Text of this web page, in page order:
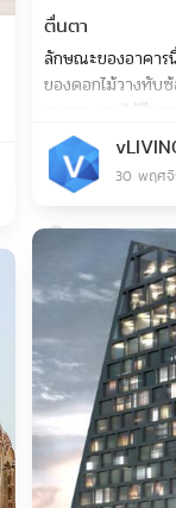
ตื่นตา
ลักษณะของอาคา
ของดอกไม้วางทับ
อาคาร และใช้สีเ
รวมทั้งเผยให้เห็น
ประตู-หน้าต่าง แล
ทำให้ภายในอาคา
30 พฤศจิ